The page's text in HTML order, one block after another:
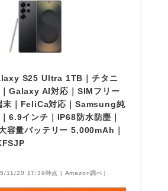
S25 Ultra 1TB｜チタニ
Galaxy AI対応｜SIMフリー
末｜FeliCa対応｜Samsung純
6.9インチ｜IP68防水防塵｜
容量バッテリー 5,000mAh｜
11/20 17:39時点 | Amazon調べ）